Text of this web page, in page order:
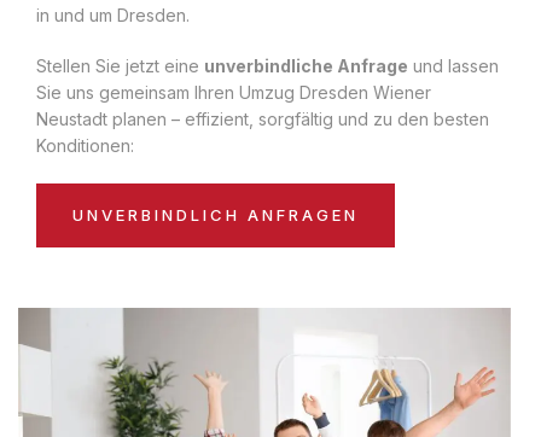
in und um Dresden.
Stellen Sie jetzt eine unverbindliche Anfrage und lassen
Sie uns gemeinsam Ihren Umzug Dresden Wiener
Neustadt planen – effizient, sorgfältig und zu den besten
Konditionen:
UNVERBINDLICH ANFRAGEN